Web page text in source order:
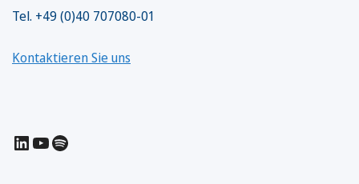
Tel. +49 (0)40 707080-01
Kontaktieren Sie uns
LinkedIn
YouTube
Spotify